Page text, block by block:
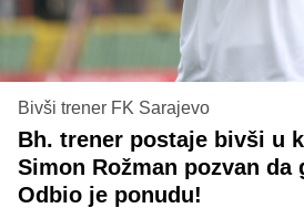
Bivši trener FK Sarajevo
Bh. trener postaje bivši u
Simon Rožman pozvan da
Odbio je ponudu!